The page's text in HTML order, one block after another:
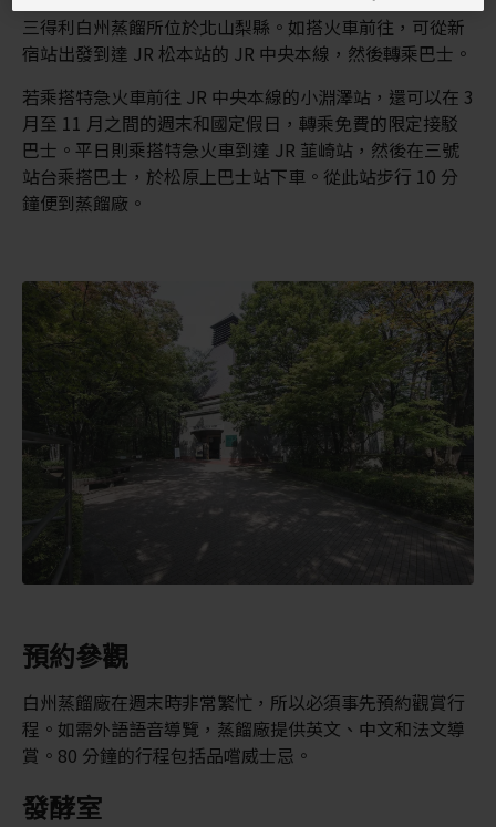
三得利白州蒸餾所位於北山梨縣。如搭火車前往，可從新
宿站出發到達 JR 松本站的 JR 中央本線，然後轉乘巴士。
若乘搭特急火車前往 JR 中央本線的小淵澤站，還可以在 3
月至 11 月之間的週末和國定假日，轉乘免費的限定接駁
巴士。平日則乘搭特急火車到達 JR 韮崎站，然後在三號
站台乘搭巴士，於松原上巴士站下車。從此站步行 10 分
鐘便到蒸餾廠。
預約參觀
白州蒸餾廠在週末時非常繁忙，所以必須事先預約觀賞行
程。如需外語語音導覽，蒸餾廠提供英文、中文和法文導
賞。80 分鐘的行程包括品嚐威士忌。
發酵室